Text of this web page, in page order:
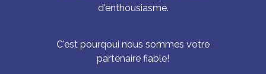
d'enthousiasme.
C'est pourqoui nous sommes votre
partenaire fiable!